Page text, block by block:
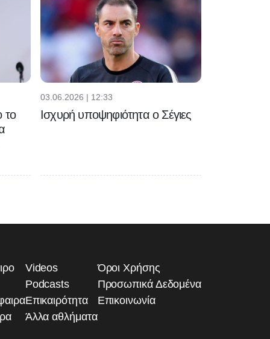
το
03.06.2026 | 12:33
Ισχυρή υποψηφιότητα ο Σέγιες
Videos
Podcasts
Επικαιρότητα
Άλλα αθλήματα
Όροι Χρήσης
Προσωπικά Δεδομένα
Επικοινωνία